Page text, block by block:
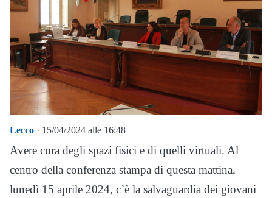
Lecco · 15/04/2024 alle 16:48
Avere cura degli spazi fisici e di quelli virtuali. Al
centro della conferenza stampa di questa mattina,
lunedì 15 aprile 2024, c’è la salvaguardia dei giovani